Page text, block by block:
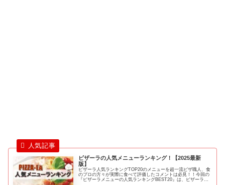
ピザーラの人気メニューランキング！【2025最新
版】
ピザーラ人気ランキングTOP20のメニューを超一流ピザ職人、食
のプロの方々が実際に食べて評価したコメントは必見！！今回の
『ピザーラメニューの人気ランキングBEST20』は、ピザーラの